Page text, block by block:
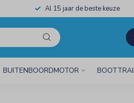
Al 15 jaar de beste keuze
BUITENBOORDMOTOR